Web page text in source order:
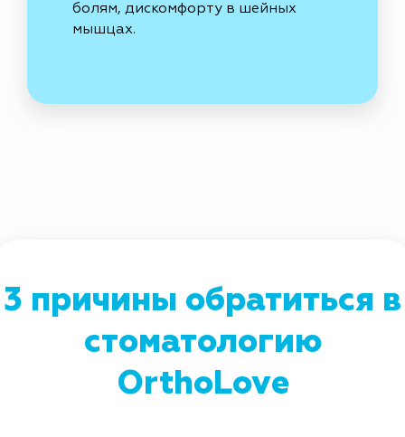
болям, дискомфорту в шейных
мышцах.
3 причины обратиться в
стоматологию
OrthoLove